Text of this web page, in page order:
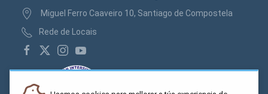
Miguel Ferro Caaveiro 10, Santiago de Compostela
Rede de Locais